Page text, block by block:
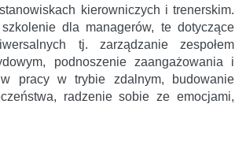
kierowniczych i trenerskim.
dla managerów, te dotyczące
tj. zarządzanie zespołem
podnoszenie zaangażowania i
w pracy w trybie zdalnym, budowanie
radzenie sobie ze emocjami,